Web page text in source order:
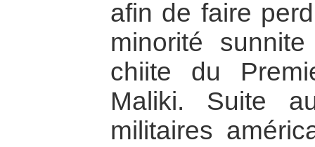
afin de faire
minorité
chiite du
Maliki. Suite
militaires